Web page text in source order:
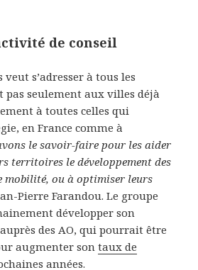
de conseil
s’adresser à tous les
pas seulement aux villes déjà
à toutes celles qui
en France comme à
le savoir-faire pour les aider
territoires le développement des
mobilité, ou à optimiser leurs
Pierre Farandou. Le groupe
développer son
des AO, qui pourrait être
augmenter sontaux de
années.